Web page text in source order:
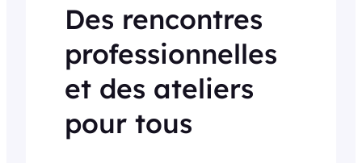
Des rencontres
professionnelles
et des ateliers
pour tous